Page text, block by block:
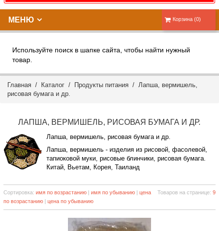
Корзина (0)
МЕНЮ
Используйте поиск в шапке сайта, чтобы найти нужный
товар.
Главная / Каталог / Продукты питания / Лапша, вермишель,
рисовая бумага и др.
ЛАПША, ВЕРМИШЕЛЬ, РИСОВАЯ БУМАГА И ДР.
Лапша, вермишель, рисовая бумага и др.
Лапша, вермишель - изделия из рисовой, фасолевой,
тапиоковой муки, рисовые блинчики, рисовая бумага.
Китай, Вьетам, Корея, Таиланд
Товаров на странице:9
Сортировка: имя по возрастанию| имя по убыванию| цена
по возрастанию| цена по убыванию